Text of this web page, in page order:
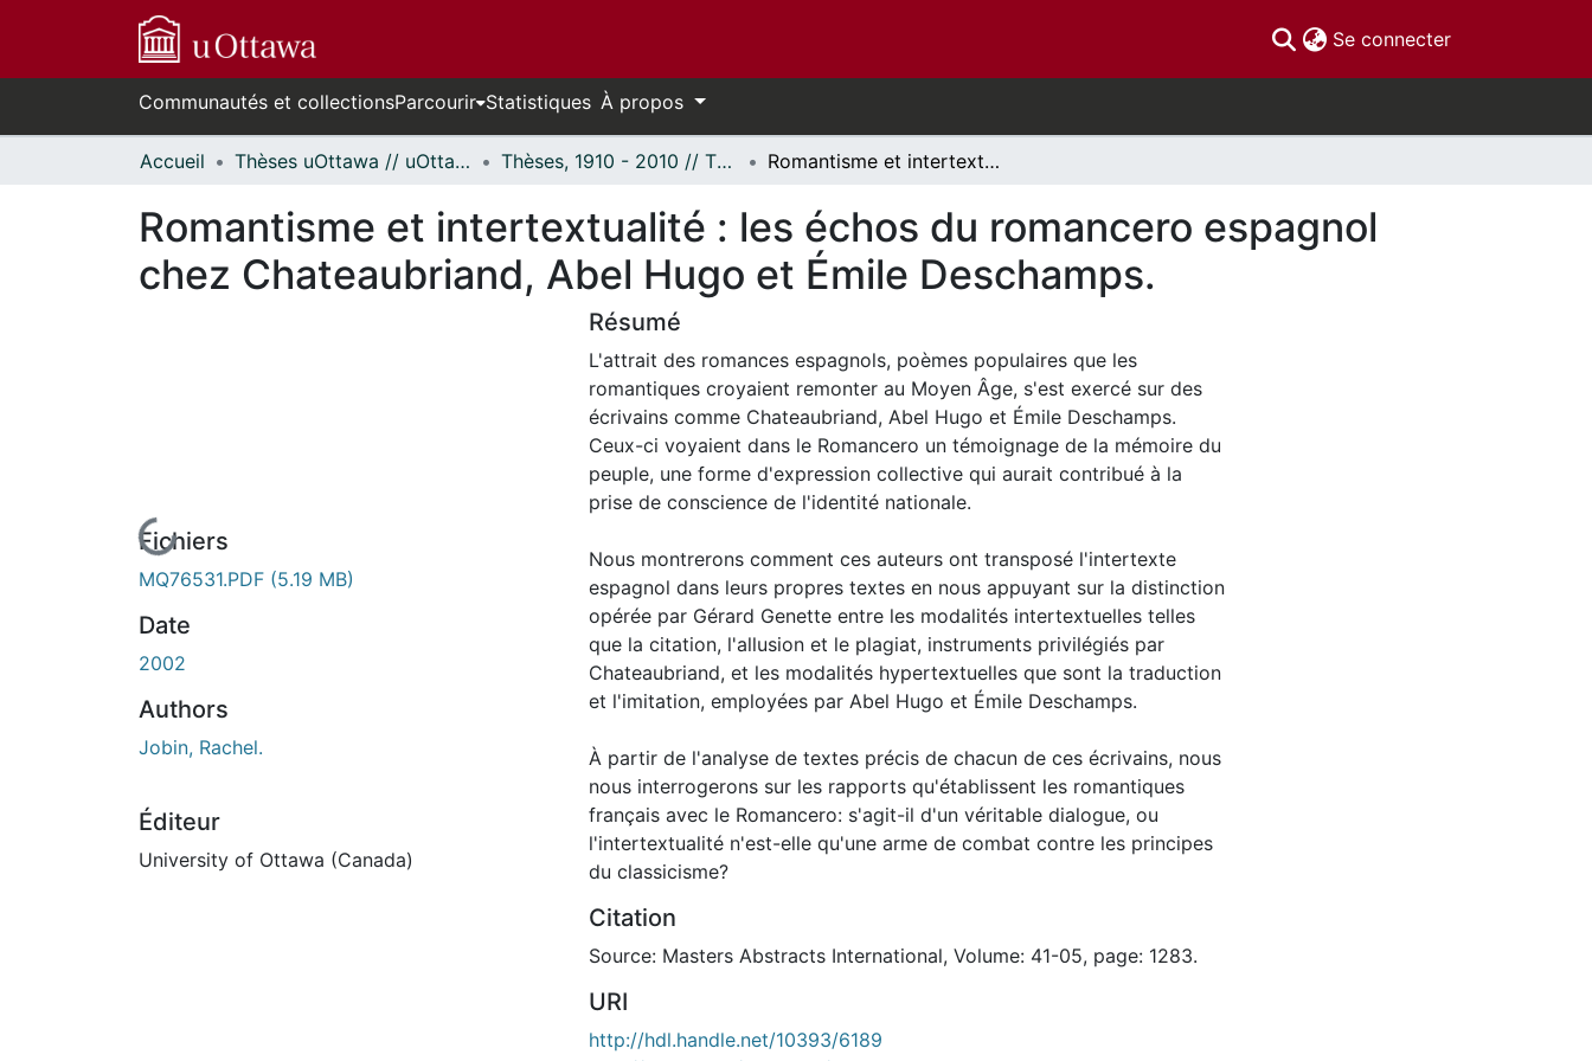
Se connecter(current)
Communautés et collectionsParcourir Statistiques À propos
Accueil Thèses uOttawa // uOttawa Theses Thèses, 1910 - 2010 // Theses, 1910 - 2010 Romantisme et intertextualité : les échos du romancero espagnol chez Chateaubriand, Abel Hugo et Émile Deschamps.
Romantisme et intertextualité : les échos du romancero espagnol
chez Chateaubriand, Abel Hugo et Émile Deschamps.
En cours de chargement...
Fichiers
MQ76531.PDF (5.19 MB)
Date
2002
Authors
Jobin, Rachel.
Éditeur
University of Ottawa (Canada)
Résumé
L'attrait des romances espagnols, poèmes populaires que les
romantiques croyaient remonter au Moyen Âge, s'est exercé sur des
écrivains comme Chateaubriand, Abel Hugo et Émile Deschamps.
Ceux-ci voyaient dans le Romancero un témoignage de la mémoire du
peuple, une forme d'expression collective qui aurait contribué à la
prise de conscience de l'identité nationale.
Nous montrerons comment ces auteurs ont transposé l'intertexte
espagnol dans leurs propres textes en nous appuyant sur la distinction
opérée par Gérard Genette entre les modalités intertextuelles telles
que la citation, l'allusion et le plagiat, instruments privilégiés par
Chateaubriand, et les modalités hypertextuelles que sont la traduction
et l'imitation, employées par Abel Hugo et Émile Deschamps.
À partir de l'analyse de textes précis de chacun de ces écrivains, nous
nous interrogerons sur les rapports qu'établissent les romantiques
français avec le Romancero: s'agit-il d'un véritable dialogue, ou
l'intertextualité n'est-elle qu'une arme de combat contre les principes
du classicisme?
Citation
Source: Masters Abstracts International, Volume: 41-05, page: 1283.
URI
http://hdl.handle.net/10393/6189